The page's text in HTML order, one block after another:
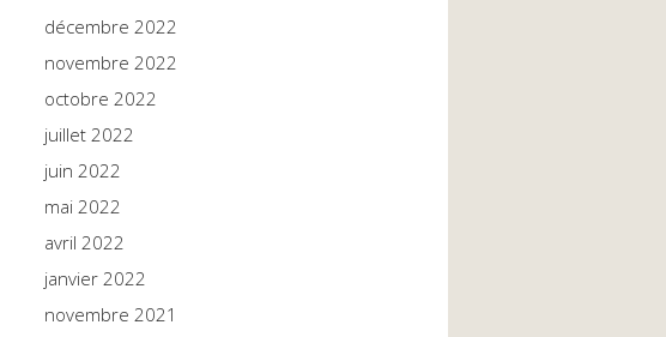
décembre 2022
novembre 2022
octobre 2022
juillet 2022
juin 2022
mai 2022
avril 2022
janvier 2022
novembre 2021